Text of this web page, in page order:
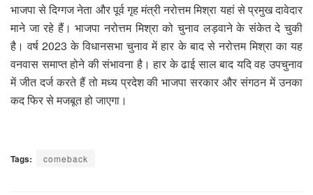
भाजपा से दिग्गज नेता और पूर्व गृह मंत्री नरोत्तम मिश्रा यहां से प्रमुख दावेदार
माने जा रहे हैं। भाजपा नरोत्तम मिश्रा को चुनाव लड़वाने के संकेत दे चुकी
है। वर्ष 2023 के विधानसभा चुनाव में हार के बाद से नरोत्तम मिश्रा का यह
वनवास समाप्त होने की संभावना है। हार के ढाई साल बाद यदि वह उपचुनाव
में जीत दर्ज करते हैं तो मध्य प्रदेश की भाजपा सरकार और संगठन में उनका
कद फिर से मजबूत हो जाएगा।
Tags: comeback